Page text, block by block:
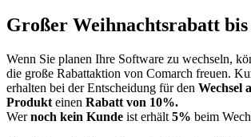
Großer Weihnachtsrabatt bis
Wenn Sie planen Ihre Software zu wechseln,
die große Rabattaktion von Comarch freuen.
erhalten bei der Entscheidung für den Wechsel
Produkt einen Rabatt von 10%.
Wernoch kein Kunde ist erhält 5% beim